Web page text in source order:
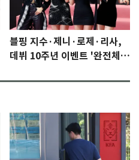
블핑 지수·제니·로제·리사,
데뷔 10주년 이벤트 '완전체'